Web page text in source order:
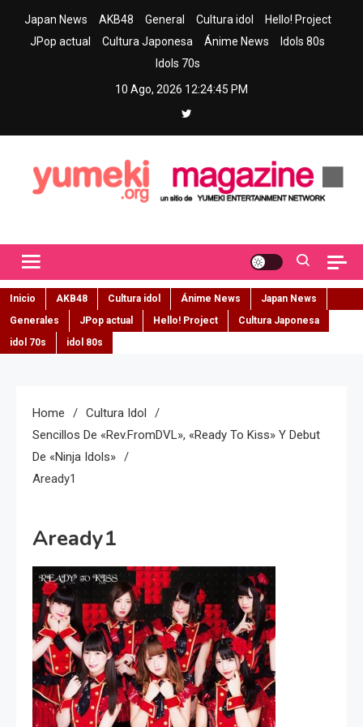
Japan News AKB48 General Cultura idol
Hello! Project
JPop actual
Cultura Japonesa Ánime News
Idols 80s
Idols 70s
10 Ago, 2026 12:24:46 PM
Inicio AKB48 Cultura idol Ánime News
Japan News
Generales
JPop actual Hello! Project
Cultura Japonesa
idol 70s
idol 80s
Home
Cultura Idol
Sencillos De «Rev.fromDVL», «Ready To Kiss» Y Debut
De «Ninja Idols»
Aready1
Aready1